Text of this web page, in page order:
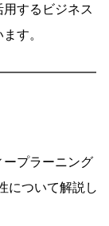
するビジネス
す。
プラーニング
について解説し